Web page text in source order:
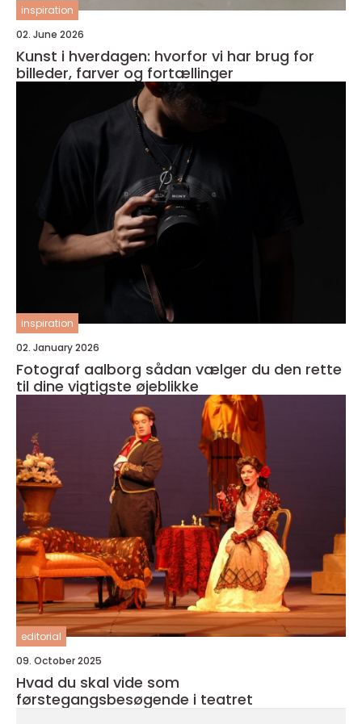
inspiration
02. June 2026
Kunst i hverdagen: hvorfor vi har brug for
billeder, farver og fortællinger
inspiration
02. January 2026
Fotograf aalborg sådan vælger du den rette
til dine vigtigste øjeblikke
editorial
09. October 2025
Hvad du skal vide som
førstegangsbesøgende i teatret